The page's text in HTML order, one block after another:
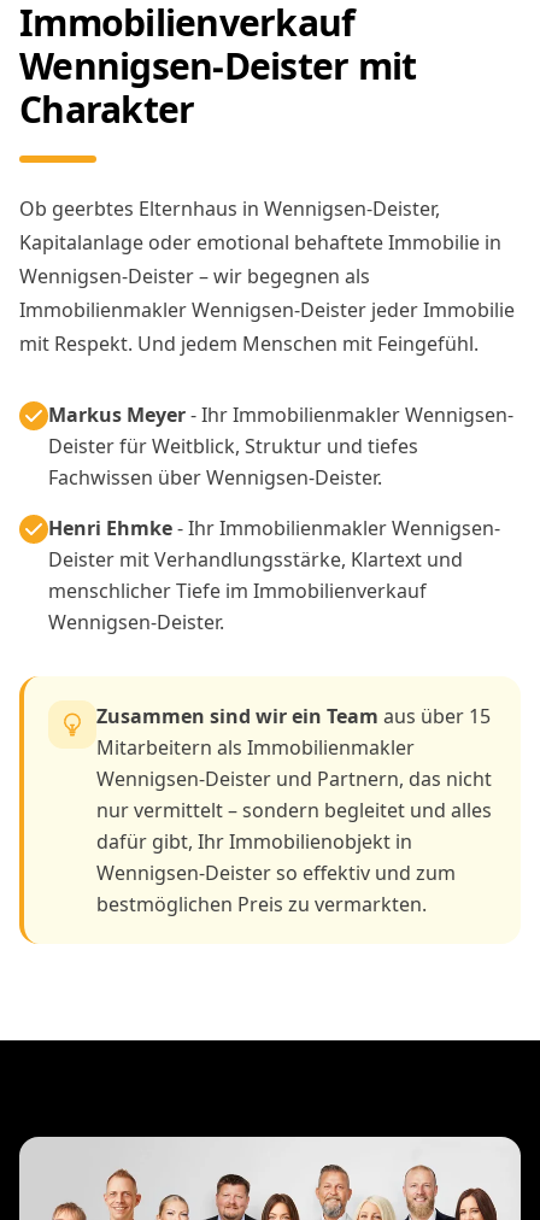
Immobilienverkauf
Wennigsen-Deister mit
Charakter
Ob geerbtes Elternhaus in Wennigsen-Deister,
Kapitalanlage oder emotional behaftete Immobilie in
Wennigsen-Deister – wir begegnen als
Immobilienmakler Wennigsen-Deister jeder Immobilie
mit Respekt. Und jedem Menschen mit Feingefühl.
Markus Meyer- Ihr Immobilienmakler Wennigsen-
Deister für Weitblick, Struktur und tiefes
Fachwissen über Wennigsen-Deister.
Henri Ehmke- Ihr Immobilienmakler Wennigsen-
Deister mit Verhandlungsstärke, Klartext und
menschlicher Tiefe im Immobilienverkauf
Wennigsen-Deister.
Zusammen sind wir ein Team aus über 15
Mitarbeitern als Immobilienmakler
Wennigsen-Deister und Partnern, das nicht
nur vermittelt – sondern begleitet und alles
dafür gibt, Ihr Immobilienobjekt in
Wennigsen-Deister so effektiv und zum
bestmöglichen Preis zu vermarkten.